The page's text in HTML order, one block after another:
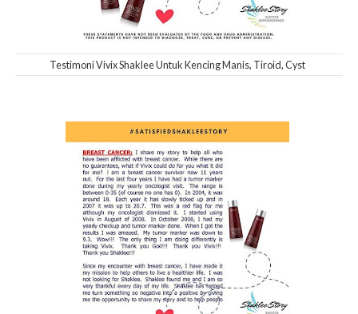
Testimoni Vivix Shaklee Untuk Kencing Manis, Tiroid, Cyst